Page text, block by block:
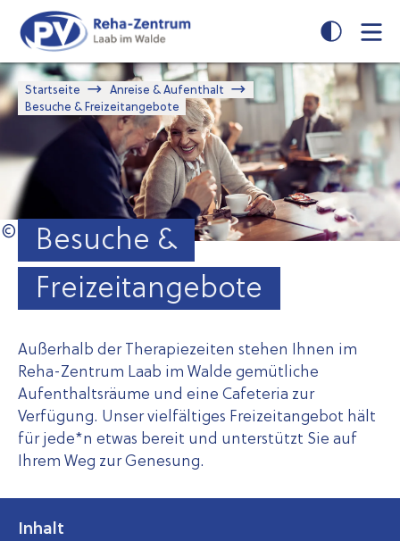
Seiteninhalt
springen
Navigation
springen
Startseite
Anreise & Aufenthalt
Besuche & Freizeitangebote
Besuche &
Freizeitangebote
Außerhalb der Therapiezeiten stehen Ihnen im
Reha-Zentrum Laab im Walde gemütliche
Aufenthaltsräume und eine Cafeteria zur
Verfügung. Unser vielfältiges Freizeitangebot hält
für jede*n etwas bereit und unterstützt Sie auf
Ihrem Weg zur Genesung.
Inhalt